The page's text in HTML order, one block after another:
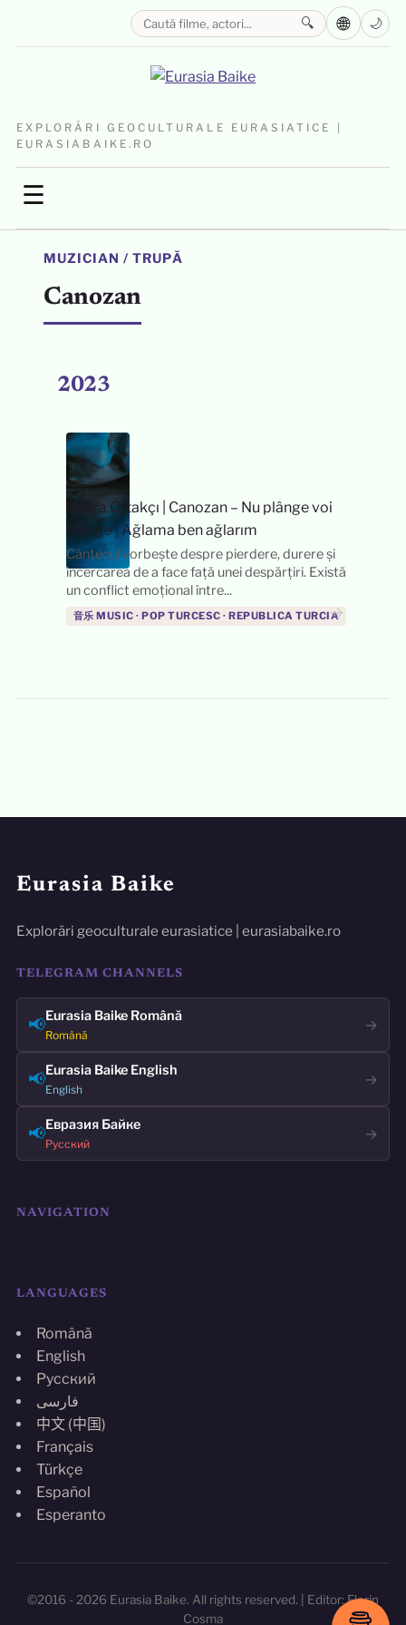
EXPLORĂRI GEOCULTURALE EURASIATICE |
EURASIABAIKE.RO
☰
🔍 🌐 🌙
MUZICIAN / TRUPĂ
Canozan
2023
Buğra Ortakçı
Canozan – Nu plânge voi
plânge | Ağlama ben ağlarım
Cântecul vorbește despre pierdere, durere și
încercarea de a face față unei despărțiri. Există
un conflict emoțional între...
音乐 MUSIC · POP TURCESC · REPUBLICA TURCIA
→
Eurasia Baike
Explorări geoculturale eurasiatice | eurasiabaike.ro
TELEGRAM CHANNELS
📢Eurasia Baike Română
Română
→
📢Eurasia Baike English
English
→
📢Евразия Байке
Русский
→
NAVIGATION
LANGUAGES
Română
English
Русский
فارسی
中文 (中国)
Français
Türkçe
Español
Esperanto
©2016 - 2026 Eurasia Baike. All rights reserved. | Editor: Florin
Cosma